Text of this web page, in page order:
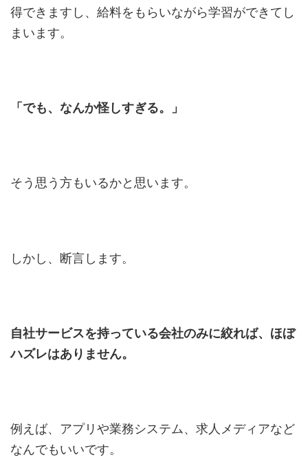
得できますし、給料をもらいながら学習ができてし
まいます。
「でも、なんか怪しすぎる。」
そう思う方もいるかと思います。
しかし、断言します。
自社サービスを持っている会社のみに絞れば、ほぼ
ハズレはありません。
例えば、アプリや業務システム、求人メディアなど
なんでもいいです。